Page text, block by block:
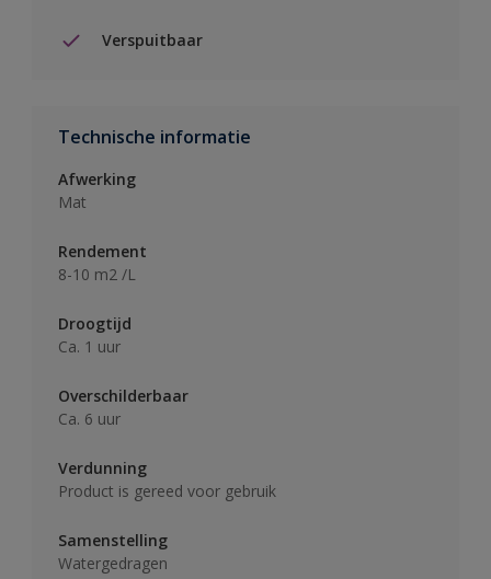
Verspuitbaar
Technische informatie
Afwerking
Mat
Rendement
8-10 m2 /L
Droogtijd
Ca. 1 uur
Overschilderbaar
Ca. 6 uur
Verdunning
Product is gereed voor gebruik
Samenstelling
Watergedragen